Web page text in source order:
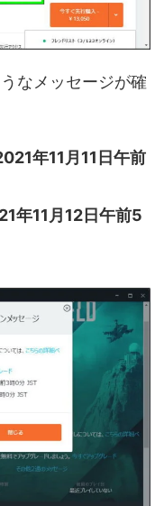
なメッセージが確
年11月11日午前
年11月12日午前5